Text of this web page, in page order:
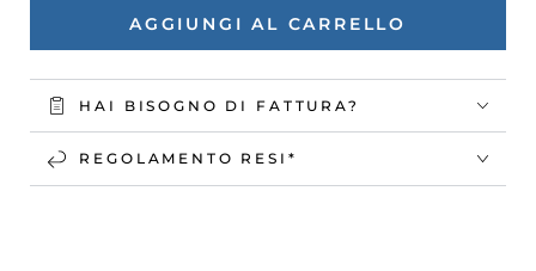
AGGIUNGI AL CARRELLO
HAI BISOGNO DI FATTURA?
REGOLAMENTO RESI*